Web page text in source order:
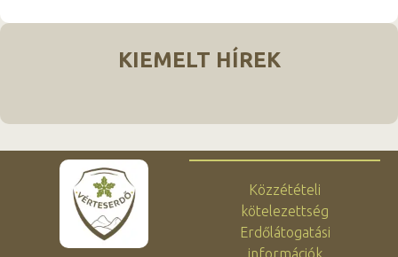
KIEMELT HÍREK
Közzétételi
kötelezettség
Erdőlátogatási
információk